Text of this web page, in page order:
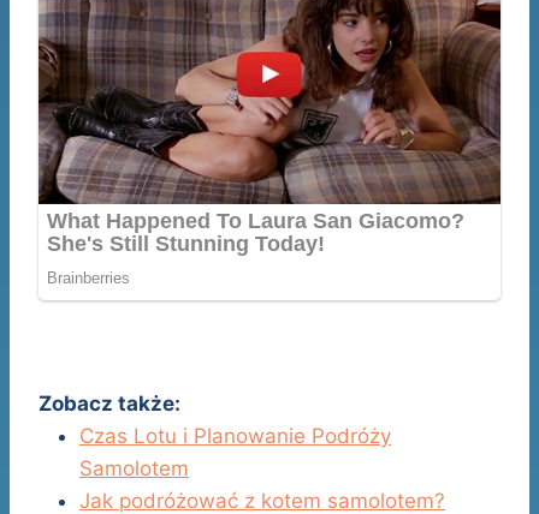
Zobacz także:
Czas Lotu i Planowanie Podróży
Samolotem
Jak podróżować z kotem samolotem?